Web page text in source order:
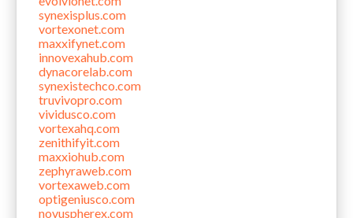
synexisplus.com
vortexonet.com
maxxifynet.com
innovexahub.com
dynacorelab.com
synexistechco.com
truvivopro.com
vividusco.com
vortexahq.com
zenithifyit.com
maxxiohub.com
zephyraweb.com
vortexaweb.com
optigeniusco.com
novuspherex.com